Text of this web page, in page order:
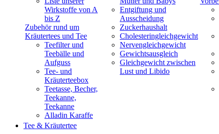
Wirkstoffe von A
bis Z
Zubehör rund um
Kräutertees und Tee
Teefilter und
Teebälle und
Aufguss
Tee- und
Kräuterteebox
Teetasse, Becher,
Teekanne,
Teekanne
Alladin Karaffe
Entgiftung und
Ausscheidung
Zuckerhaushalt
Cholesteringleichgewicht
Nervengleichgewicht
Gewichtsausgleich
Gleichgewicht zwischen
Lust und Libido
Tee & Kräutertee